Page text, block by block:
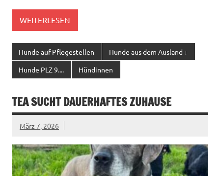
WEITERLESEN
Hunde auf Pflegestellen Hunde aus dem Ausland ↓
Hunde PLZ 9.... Hündinnen
TEA SUCHT DAUERHAFTES ZUHAUSE
März 7, 2026